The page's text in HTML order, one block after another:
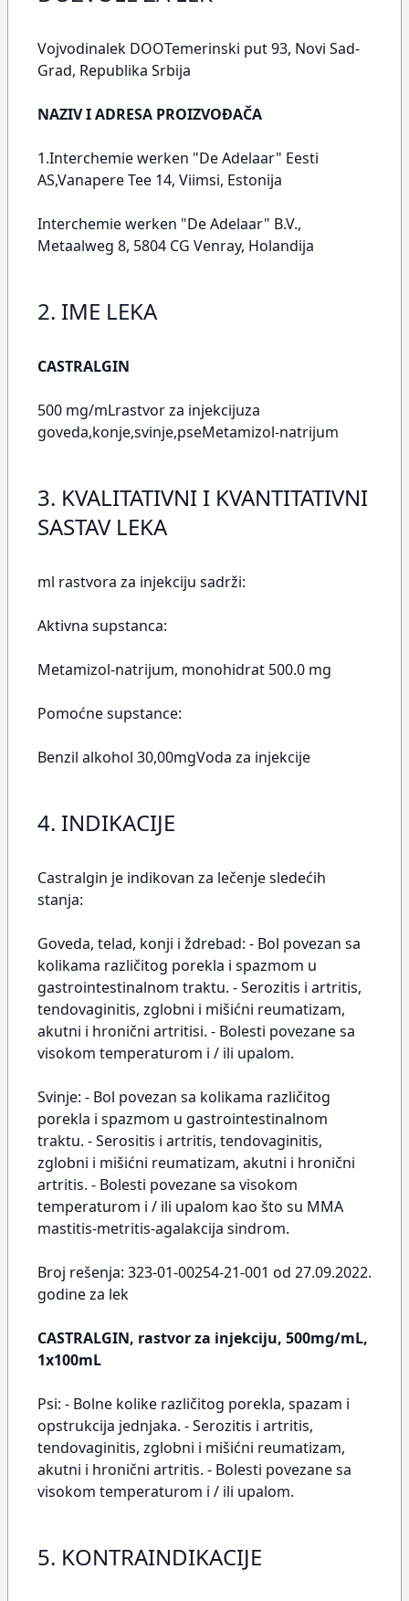
Vojvodinalek DOOTemerinski put 93, Novi Sad-
Grad, Republika Srbija
NAZIV I ADRESA PROIZVOĐAČA
1.Interchemie werken "De Adelaar" Eesti
AS,Vanapere Tee 14, Viimsi, Estonija
Interchemie werken "De Adelaar" B.V.,
Metaalweg 8, 5804 CG Venray, Holandija
2. IME LEKA
CASTRALGIN
500 mg/mLrastvor za injekcijuza
goveda,konje,svinje,pseMetamizol-natrijum
3. KVALITATIVNI I KVANTITATIVNI
SASTAV LEKA
ml rastvora za injekciju sadrži:
Aktivna supstanca:
Metamizol-natrijum, monohidrat 500.0 mg
Pomoćne supstance:
Benzil alkohol 30,00mgVoda za injekcije
4. INDIKACIJE
Castralgin je indikovan za lečenje sledećih
stanja:
Goveda, telad, konji i ždrebad: - Bol povezan sa
kolikama različitog porekla i spazmom u
gastrointestinalnom traktu. - Serozitis i artritis,
tendovaginitis, zglobni i mišićni reumatizam,
akutni i hronični artritisi. - Bolesti povezane sa
visokom temperaturom i / ili upalom.
Svinje: - Bol povezan sa kolikama različitog
porekla i spazmom u gastrointestinalnom
traktu. - Serositis i artritis, tendovaginitis,
zglobni i mišićni reumatizam, akutni i hronični
artritis. - Bolesti povezane sa visokom
temperaturom i / ili upalom kao što su MMA
mastitis-metritis-agalakcija sindrom.
Broj rešenja: 323-01-00254-21-001 od 27.09.2022.
godine za lek
CASTRALGIN, rastvor za injekciju, 500mg/mL,
1x100mL
Psi: - Bolne kolike različitog porekla, spazam i
opstrukcija jednjaka. - Serozitis i artritis,
tendovaginitis, zglobni i mišićni reumatizam,
akutni i hronični artritis. - Bolesti povezane sa
visokom temperaturom i / ili upalom.
5. KONTRAINDIKACIJE